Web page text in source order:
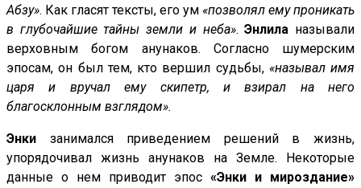
Абзу». Как гласят тексты, его ум «позволял ему проникать
в глубочайшие тайны земли и неба».Энлила называли
верховным богом анунаков. Согласно шумерским
эпосам, он был тем, кто вершил судьбы, «называл имя
царя и вручал ему скипетр, и взирал на него
благосклонным взглядом».
Энки занимался приведением решений в жизнь,
упорядочивал жизнь анунаков на Земле. Некоторые
данные о нем приводит эпос «Энки и мироздание»